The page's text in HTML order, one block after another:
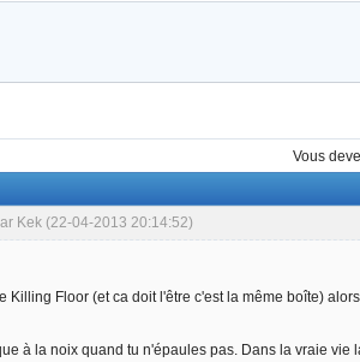
Vous
Kek (22-04-2013 20:14:52)
Killing Floor (et ca doit l'être c'est la même boîte)
à la noix quand tu n'épaules pas. Dans la vraie